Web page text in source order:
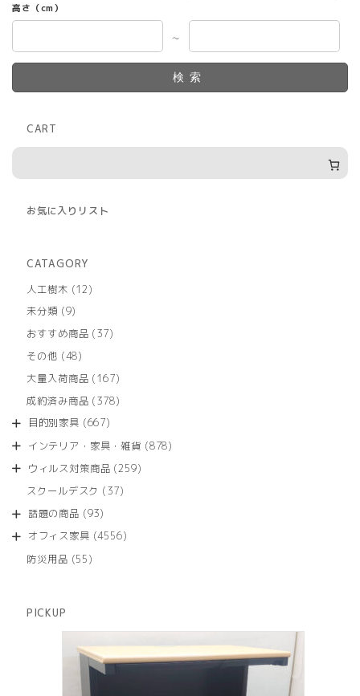
高さ（cm）
～
検索
CART
お気に入りリスト
CATAGORY
人工樹木
1212
商
未分類 99
の
商
おすすめ商品 3737
商
その他 4848
の
商
大量入荷商品 167167
の
成約済み商品 378378
商
目的別家具 667667
の
商
インテリア・家具・雑貨 878878
ウィルス対策商品 259259
スクールデスク 3737
商
話題の商品 9393
の
オフィス家具 45564556
防災用品 5555
PICKUP